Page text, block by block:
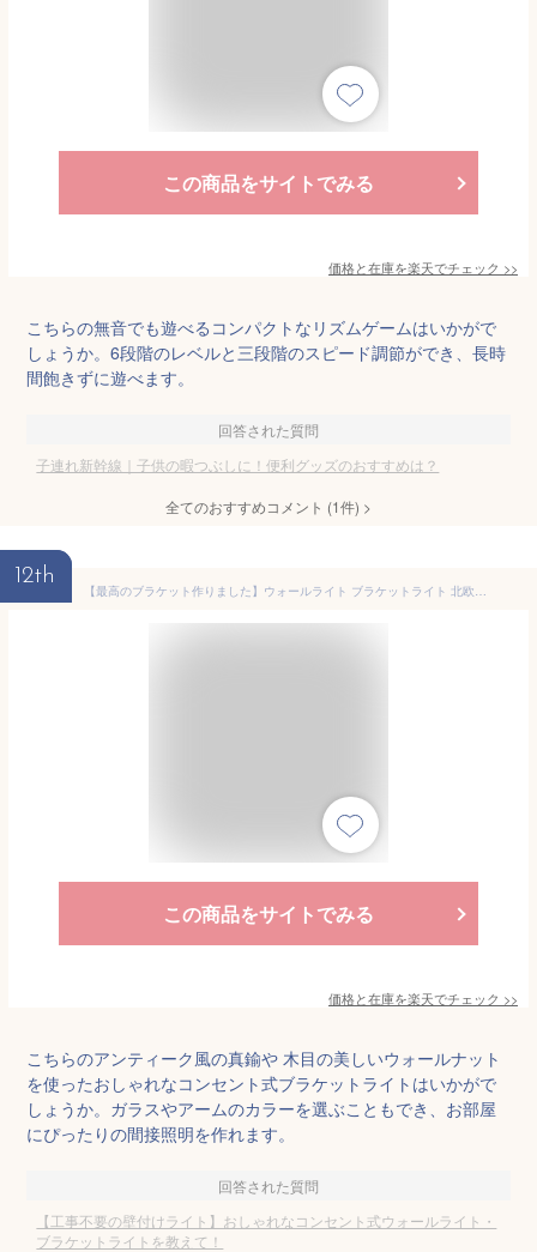
この商品をサイトでみる
価格と在庫を楽天でチェック >>
こちらの無音でも遊べるコンパクトなリズムゲームはいかがで
しょうか。6段階のレベルと三段階のスピード調節ができ、長時
間飽きずに遊べます。
回答された質問
子連れ新幹線｜子供の暇つぶしに！便利グッズのおすすめは？
全てのおすすめコメント (1件) >
12th
【最高のブラケット作りました】ウォールライト ブラケットライト 北欧 ブラケット照明 真鍮 スチール ガラスボール 透明 ダイニング 間接照明 壁付け リビング LED クリアガラス 大正ロマン 洗面所 コンセント シンプル 壁照明 スポットライト 照明器具 ガラス ledライト
この商品をサイトでみる
価格と在庫を楽天でチェック >>
こちらのアンティーク風の真鍮や 木目の美しいウォールナット
を使ったおしゃれなコンセント式ブラケットライトはいかがで
しょうか。ガラスやアームのカラーを選ぶこともでき、お部屋
にぴったりの間接照明を作れます。
回答された質問
【工事不要の壁付けライト】おしゃれなコンセント式ウォールライト・
ブラケットライトを教えて！